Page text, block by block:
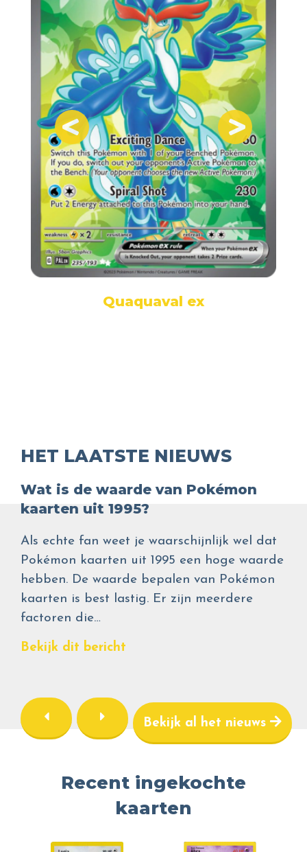
Quaquaval ex
HET LAATSTE NIEUWS
Wat is de waarde van Pokémon
kaarten uit 1995?
Als echte fan weet je waarschijnlijk wel dat
Pokémon kaarten uit 1995 een hoge waarde
hebben. De waarde bepalen van Pokémon
kaarten is best lastig. Er zijn meerdere
factoren die…
Bekijk dit bericht
Bekijk al het nieuws
Recent ingekochte
kaarten